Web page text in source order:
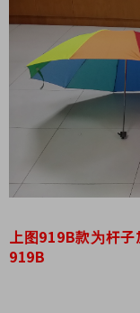
上图919B款为杆
919B